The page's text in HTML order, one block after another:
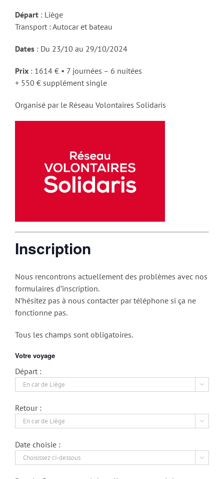
Départ : Liège
Transport : Autocar et bateau
Dates : Du 23/10 au 29/10/2024
Prix : 1614 € • 7 journées – 6 nuitées
+ 550 € supplément single
Organisé par le Réseau Volontaires Solidaris
Inscription
Nous rencontrons actuellement des problèmes avec nos
formulaires d’inscription.
N’hésitez pas à nous contacter par téléphone si ça ne
fonctionne pas.
Tous les champs sont obligatoires.
Votre voyage
Départ :

Retour :

Date choisie :
